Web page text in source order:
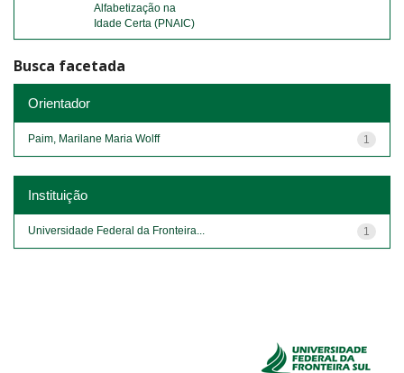
Alfabetização na
Idade Certa (PNAIC)
Busca facetada
Orientador
1
Paim, Marilane Maria Wolff
Instituição
1
Universidade Federal da Fronteira...